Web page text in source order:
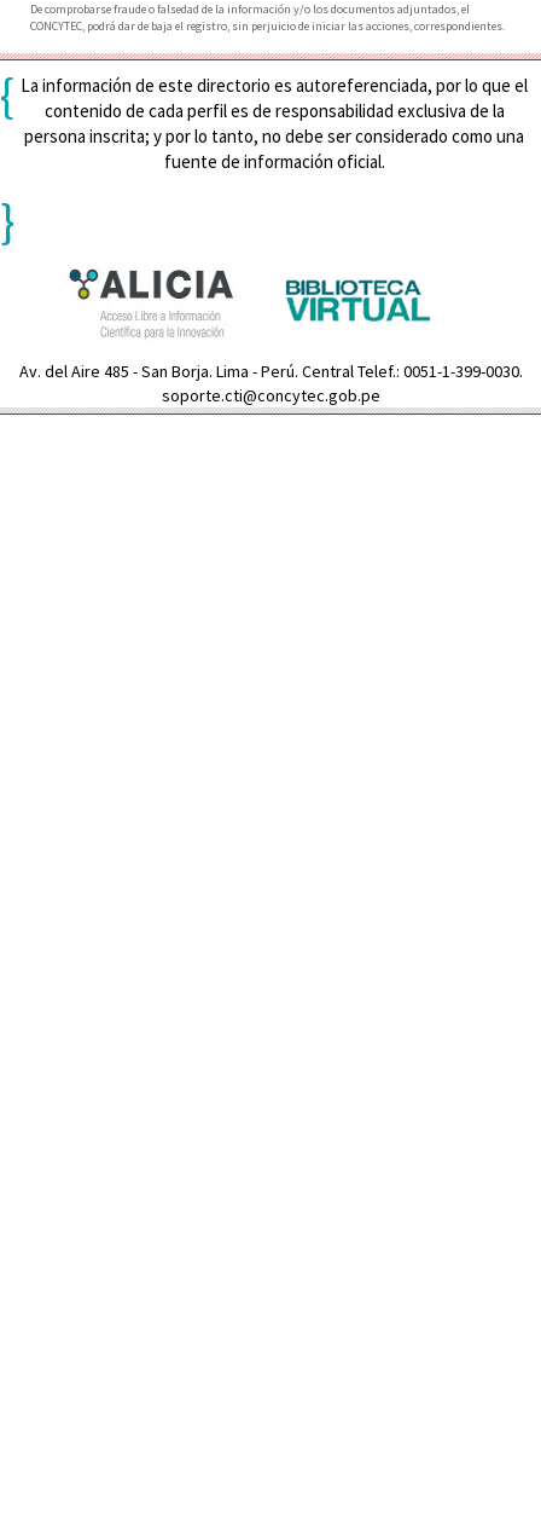
De comprobarse fraude o falsedad de la información y/o los documentos adjuntados, el
CONCYTEC, podrá dar de baja el registro, sin perjuicio de iniciar las acciones, correspondientes.
{ La información de este directorio es autoreferenciada, por lo que el
contenido de cada perfil es de responsabilidad exclusiva de la
persona inscrita; y por lo tanto, no debe ser considerado como una
fuente de información oficial.
}
Av. del Aire 485 - San Borja. Lima - Perú. Central Telef.: 0051-1-399-0030.
soporte.cti@concytec.gob.pe